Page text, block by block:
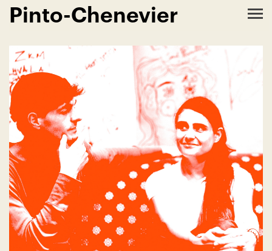
Pinto-Chenevier